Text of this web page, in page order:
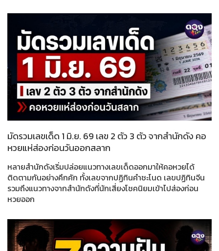
มัดรวมเลขเด็ด 1 มิ.ย. 69 เลข 2 ตัว 3 ตัว จากสำนักดัง คอ
หวยแห่ส่องก่อนวันออกสลาก
หลายสำนักดังเริ่มปล่อยแนวทางเลขเด็ดออกมาให้คอหวยได้
ติดตามกันอย่างคึกคัก ทั้งเลขจากปฏิทินคำชะโนด เลขปฏิทินจีน
รวมถึงแนวทางจากสำนักดังที่นักเสี่ยงโชคนิยมเข้าไปส่องก่อน
หวยออก